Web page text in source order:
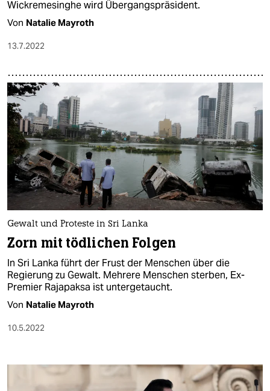
Wickremesinghe wird Übergangspräsident.
Von Natalie Mayroth
13.7.2022
Gewalt und Proteste in Sri Lanka
Zorn mit tödlichen Folgen
In Sri Lanka führt der Frust der Menschen über die
Regierung zu Gewalt. Mehrere Menschen sterben, Ex-
Premier Rajapaksa ist untergetaucht.
Von Natalie Mayroth
10.5.2022